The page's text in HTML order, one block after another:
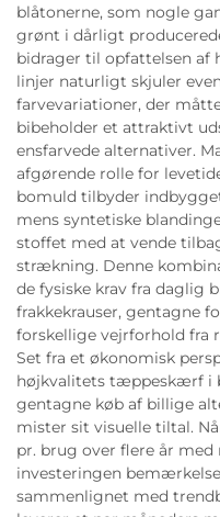
blåtonerne, som nogle
grønt i dårligt
bidrager til opfattelsen af
linjer naturligt skjuler
farvevariationer, der
bibeholder et attraktivt
ensfarvede alternativer.
afgørende rolle for
bomuld tilbyder
mens syntetiske
stoffet med at vende
strækning. Denne
de fysiske krav fra daglig
frakkekrauser, gentagne
forskellige vejrforhold
Set fra et økonomisk
højkvalitets tæppeskærf i
gentagne køb af billige
mister sit visuelle tiltal.
pr. brug over flere år
investeringen
sammenlignet med